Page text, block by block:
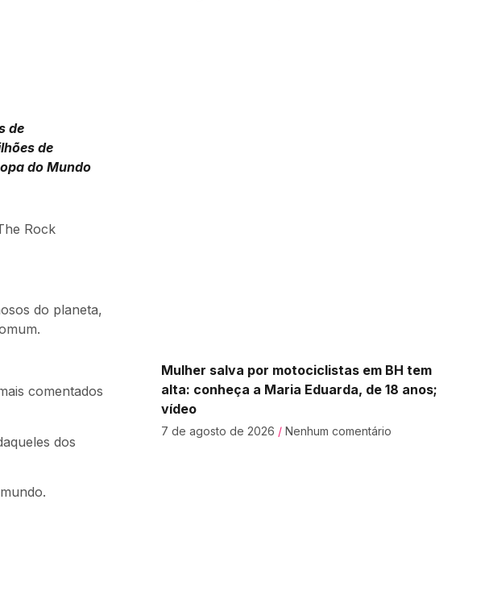
de
de
do Mundo
Rock
do planeta,
comentados
dos
Mulher salva por motociclistas em BH tem
alta: conheça a Maria Eduarda, de 18 anos;
vídeo
7 de agosto de 2026 Nenhum comentário